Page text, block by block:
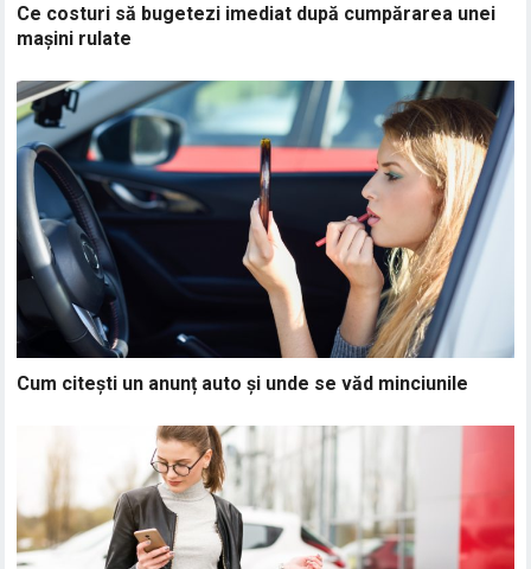
Ce costuri să bugetezi imediat după cumpărarea unei
mașini rulate
Cum citești un anunț auto și unde se văd minciunile